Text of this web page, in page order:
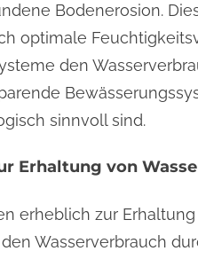
Bodenerosion.
optimale
den
sinnvoll sind.
Erhaltung von
erheblich zur
Wasserverbrauch